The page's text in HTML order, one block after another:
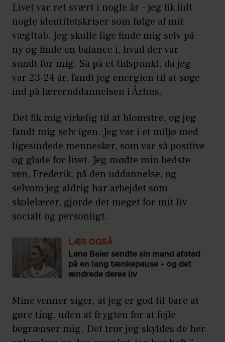
Livet var ret svært i nogle år – jeg fik lidt
nogle identitetskriser som følge af mit
vægttab. Jeg skulle lige finde mig selv på
ny og finde en balance i, hvad der var
sundt for mig. Så på et tidspunkt, da jeg
var 23-24 år, fandt jeg energien til at søge
ind på læreruddannelsen i Århus.
Det fik mig virkelig til at blomstre, og jeg
fandt mig selv igen. Jeg var i et miljø med
ligesindede mennesker, som var så positive
og glade for livet. Jeg mødte min bedste
ven, Frederik, på den uddannelse, og
selvom jeg aldrig har arbejdet som
skolelærer, gjorde det meget for mit liv
socialt og personligt.
LÆS OGSÅ
Lene Beier sendte sin mand afsted
på en lang tænkepause – og det
ændrede deres liv
Mine venner siger, at jeg er god til bare at
gøre ting, uden at frygten for at fejle
begrænser mig. Det tror jeg skyldes de her